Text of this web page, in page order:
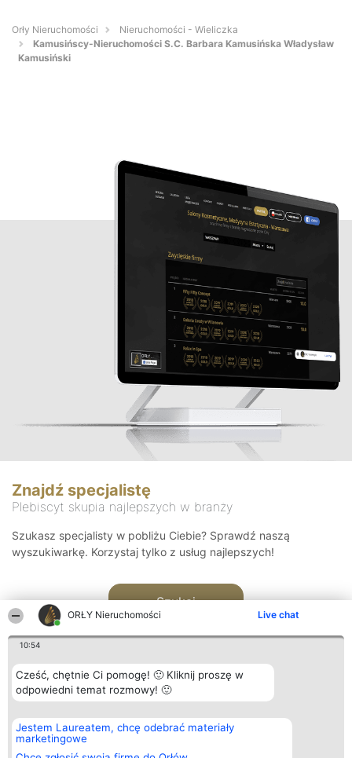
ORŁY Nieruchomości Live chat
10:54
Cześć, chętnie Ci pomogę! 🙂 Kliknij proszę w
odpowiedni temat rozmowy! 🙂
Jestem Laureatem, chcę odebrać materiały
marketingowe
Orły Nieruchomości
Nieruchomości - Wieliczka
Kamusińscy-Nieruchomości S.C. Barbara Kamusińska Władysław
Kamusiński
Znajdź specjalistę
Plebiscyt skupia najlepszych w branży
Szukasz specjalisty w pobliżu Ciebie? Sprawdź naszą
wyszukiwarkę. Korzystaj tylko z usług najlepszych!
Szukaj
Organizator plebiscytu
Bright Side Solutions sp. z o.
o. sp. k.
ul. Ruska 22
Plebiscyt
Laureaci
wszystkich
Kontakt
Kontakt